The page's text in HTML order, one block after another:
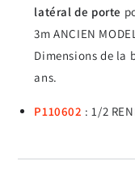
latéral de porte
3m ANCIEN
Dimensions de la
ans.
P110602 : 1/2